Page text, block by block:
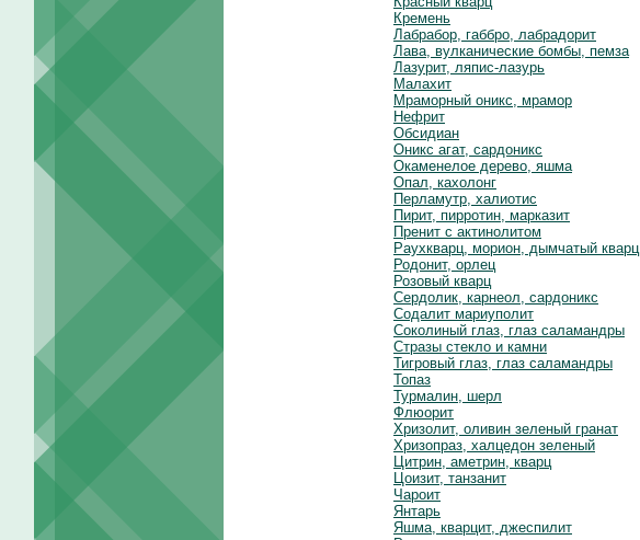
Кремень
Лабрабор, габбро, лабрадорит
Лава, вулканические бомбы, пемза
Лазурит, ляпис-лазурь
Малахит
Мраморный оникс, мрамор
Нефрит
Обсидиан
Оникс агат, сардоникс
Окаменелое дерево, яшма
Опал, кахолонг
Перламутр, халиотис
Пирит, пирротин, марказит
Пренит с актинолитом
Раухкварц, морион, дымчатый кварц
Родонит, орлец
Розовый кварц
Сердолик, карнеол, сардоникс
Содалит мариуполит
Соколиный глаз, глаз саламандры
Стразы стекло и камни
Тигровый глаз, глаз саламандры
Топаз
Турмалин, шерл
Флюорит
Хризолит, оливин зеленый гранат
Хризопраз, халцедон зеленый
Цитрин, аметрин, кварц
Цоизит, танзанит
Чароит
Янтарь
Яшма, кварцит, джеспилит